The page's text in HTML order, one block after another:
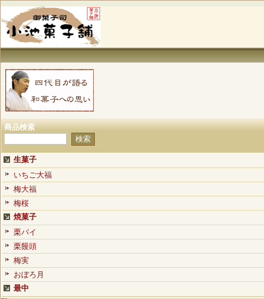
商品検索
生菓子
いちご大福
梅大福
梅桜
焼菓子
栗パイ
栗饅頭
梅実
おぼろ月
最中